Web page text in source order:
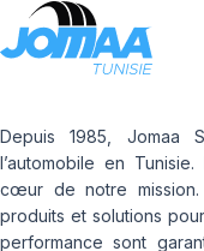
Depuis 1985, Jomaa
l’automobile en
cœur de notre
produits et solutions
performance sont